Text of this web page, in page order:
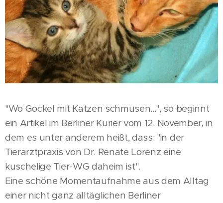
"Wo Gockel mit Katzen schmusen...", so beginnt
ein Artikel im Berliner Kurier vom 12. November, in
dem es unter anderem heißt, dass: "in der
Tierarztpraxis von Dr. Renate Lorenz eine
kuschelige Tier-WG daheim ist".
Eine schöne Momentaufnahme aus dem Alltag
einer nicht ganz alltäglichen Berliner